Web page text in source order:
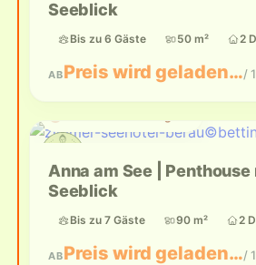
Seeblick
Bis zu 6 Gäste 50 m² 2
ABPreis wird geladen…/
Anna am See | Penthouse
Seeblick
Bis zu 7 Gäste 90 m² 2
ABPreis wird geladen…/